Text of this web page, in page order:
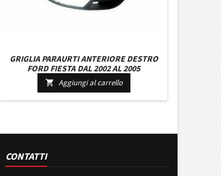
GRIGLIA PARAURTI ANTERIORE DESTRO
FORD FIESTA DAL 2002 AL 2005
 Aggiungi al carrello
CONTATTI